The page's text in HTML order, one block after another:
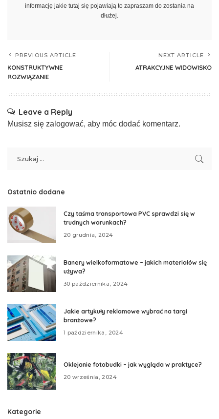
informację jakie tutaj się pojawiają to zapraszam do zostania na
dłużej.
PREVIOUS ARTICLE
KONSTRUKTYWNE
ROZWIĄZANIE
NEXT ARTICLE
ATRAKCYJNE WIDOWISKO
Leave a Reply
Musisz się zalogować, aby móc dodać komentarz.
Ostatnio dodane
Czy taśma transportowa PVC sprawdzi się w
trudnych warunkach?
20 grudnia, 2024
Banery wielkoformatowe – jakich materiałów się
używa?
30 października, 2024
Jakie artykuły reklamowe wybrać na targi
branżowe?
1 października, 2024
Oklejanie fotobudki – jak wygląda w praktyce?
20 września, 2024
Kategorie